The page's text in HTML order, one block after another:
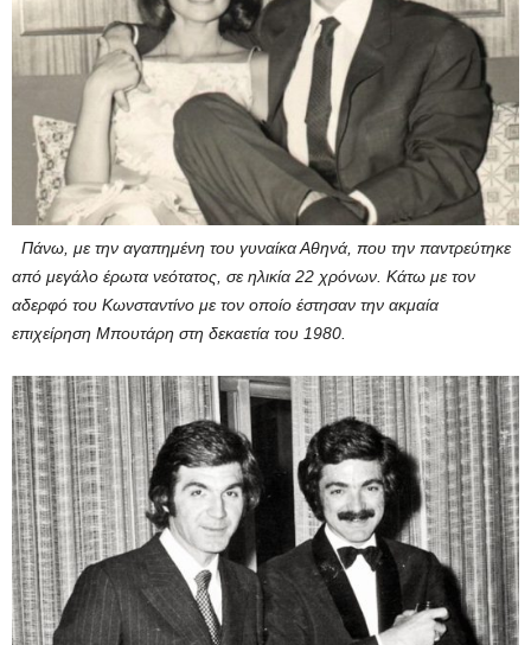
Πάνω, με την αγαπημένη του γυναίκα Αθηνά, που την παντρεύτηκε
από μεγάλο έρωτα νεότατος, σε ηλικία 22 χρόνων. Κάτω με τον
αδερφό του Κωνσταντίνο με τον οποίο έστησαν την ακμαία
επιχείρηση Μπουτάρη στη δεκαετία του 1980.